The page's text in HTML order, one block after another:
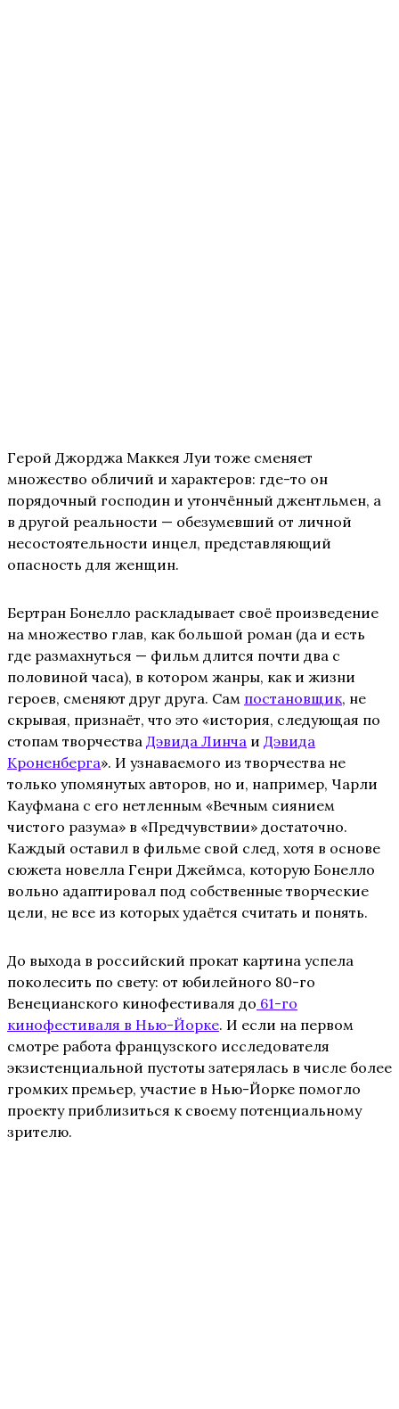
Герой Джорджа Маккея Луи тоже сменяет
множество обличий и характеров: где-то он
порядочный господин и утончённый джентльмен, а
в другой реальности — обезумевший от личной
несостоятельности инцел, представляющий
опасность для женщин.
Бертран Бонелло раскладывает своё произведение
на множество глав, как большой роман (да и есть
где размахнуться — фильм длится почти два с
половиной часа), в котором жанры, как и жизни
героев, сменяют друг друга. Сам постановщик, не
скрывая, признаёт, что это «история, следующая по
стопам творчества Дэвида Линча и Дэвида
Кроненберга». И узнаваемого из творчества не
только упомянутых авторов, но и, например, Чарли
Кауфмана с его нетленным «Вечным сиянием
чистого разума» в «Предчувствии» достаточно.
Каждый оставил в фильме свой след, хотя в основе
сюжета новелла Генри Джеймса, которую Бонелло
вольно адаптировал под собственные творческие
цели, не все из которых удаётся считать и понять.
До выхода в российский прокат картина успела
поколесить по свету: от юбилейного 80-го
Венецианского кинофестиваля до 61-го
кинофестиваля в Нью-Йорке. И если на первом
смотре работа французского исследователя
экзистенциальной пустоты затерялась в числе более
громких премьер, участие в Нью-Йорке помогло
проекту приблизиться к своему потенциальному
зрителю.